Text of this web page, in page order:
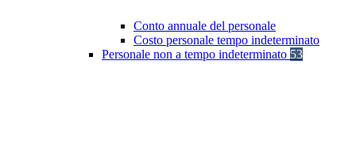
Conto annuale del personale
Costo personale tempo indeterminato
Personale non a tempo indeterminato 53